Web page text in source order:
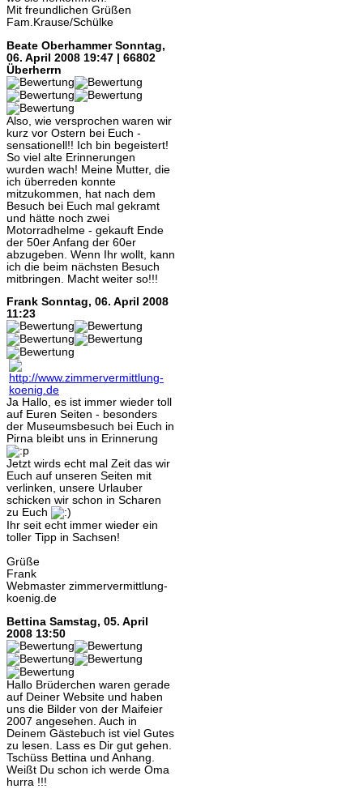
Mit freundlichen Grüßen
Fam.Krause/Schülke
Beate Oberhammer Sonntag,
06. April 2008 19:47 | 66802
Überherrn
Also, wie versprochen waren wir
kurz vor Ostern bei Euch -
sensationell!! Ich bin begeistert!
So viel alte Erinnerungen
wurden wach! Meine Mutter, die
ich überreden konnte
mitzukommen, hat nach dem
Besuch bei Euch mal gekramt
und hätte noch zwei
Motorradhelme - gekauft Ende
der 50er Anfang der 60er
abzugeben. Wenn Ihr wollt, kann
ich die beim nächsten Besuch
mitbringen. Macht weiter so!!!
Frank Sonntag, 06. April 2008
11:23
Ja Hallo, es ist immer wieder toll
auf Euren Seiten - besonders
der Museumsbesuch bei Euch in
Pirna bleibt uns in Erinnerung
Jetzt wirds echt mal Zeit das wir
Euch auf unseren Seiten mit
verlinken, unsere Urlauber
schicken wir schon in Scharen
zu Euch
Ihr seit echt immer wieder ein
toller Tipp in Sachsen!
Grüße
Frank
Webmaster zimmervermittlung-
koenig.de
Bettina Samstag, 05. April
2008 13:50
Hallo Brüderchen waren gerade
auf Deiner Website und haben
uns die Bilder von der Maifeier
2007 angesehen. Auch in
Deinem Gästebuch ist viel Gutes
zu lesen. Lass es Dir gut gehen.
Tschüss Bettina und Anhang.
Weißt Du schon ich werde Oma
hurra !!!